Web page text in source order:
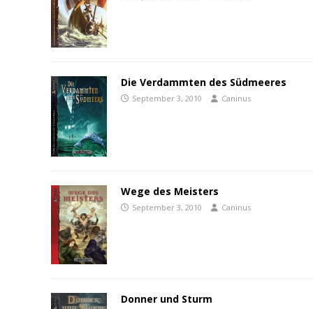
Die Verdammten des Südmeeres
September 3, 2010 Caninus
Wege des Meisters
September 3, 2010 Caninus
Donner und Sturm